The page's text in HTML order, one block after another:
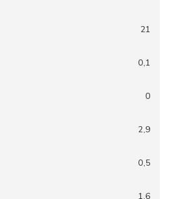
21
0,1
0
2,9
0,5
1,6